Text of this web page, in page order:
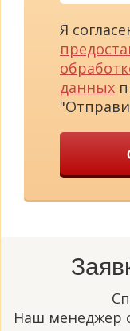
сайт
Я
данных
Наш менеджер